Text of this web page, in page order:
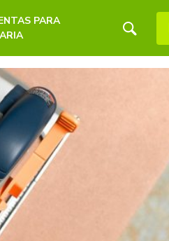
PARA